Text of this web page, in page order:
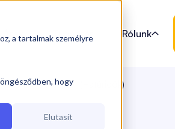
a tartalmak személyre
hogy
Elutasít
Árak Tudástár Rólunk
a maradék időt (Határidők)